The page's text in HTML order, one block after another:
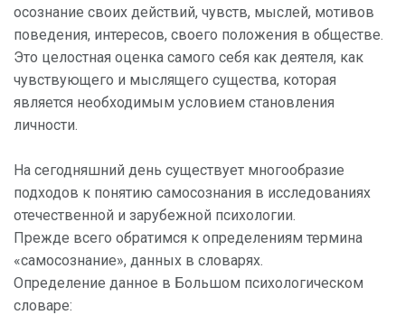
осознание своих действий, чувств, мыслей, мотивов
поведения, интересов, своего положения в обществе.
Это целостная оценка самого себя как деятеля, как
чувствующего и мыслящего существа, которая
является необходимым условием становления
личности.
На сегодняшний день существует многообразие
подходов к понятию самосознания в исследованиях
отечественной и зарубежной психологии.
Прежде всего обратимся к определениям термина
«самосознание», данных в словарях.
Определение данное в Большом психологическом
словаре: